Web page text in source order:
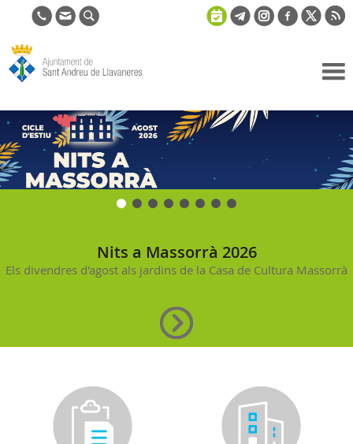
de Sant
Andreu de
Llavaneres
Nits a Massorrà 2026
Els divendres d'agost als jardins de la Casa de Cultura Massorrà